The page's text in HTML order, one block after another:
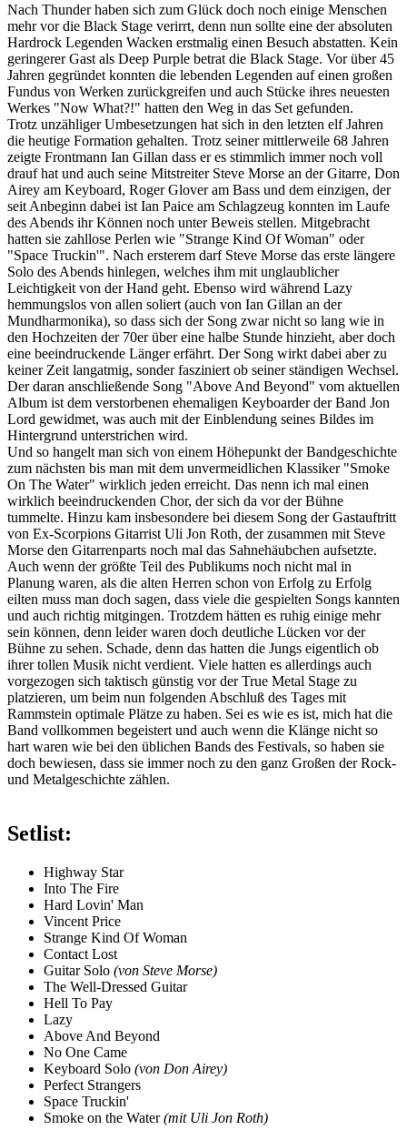
Nach Thunder haben sich zum Glück doch noch einige Menschen
mehr vor die Black Stage verirrt, denn nun sollte eine der absoluten
Hardrock Legenden Wacken erstmalig einen Besuch abstatten. Kein
geringerer Gast als Deep Purple betrat die Black Stage. Vor über 45
Jahren gegründet konnten die lebenden Legenden auf einen großen
Fundus von Werken zurückgreifen und auch Stücke ihres neuesten
Werkes "Now What?!" hatten den Weg in das Set gefunden.
Trotz unzähliger Umbesetzungen hat sich in den letzten elf Jahren
die heutige Formation gehalten. Trotz seiner mittlerweile 68 Jahren
zeigte Frontmann Ian Gillan dass er es stimmlich immer noch voll
drauf hat und auch seine Mitstreiter Steve Morse an der Gitarre, Don
Airey am Keyboard, Roger Glover am Bass und dem einzigen, der
seit Anbeginn dabei ist Ian Paice am Schlagzeug konnten im Laufe
des Abends ihr Können noch unter Beweis stellen. Mitgebracht
hatten sie zahllose Perlen wie "Strange Kind Of Woman" oder
"Space Truckin'". Nach ersterem darf Steve Morse das erste längere
Solo des Abends hinlegen, welches ihm mit unglaublicher
Leichtigkeit von der Hand geht. Ebenso wird während Lazy
hemmungslos von allen soliert (auch von Ian Gillan an der
Mundharmonika), so dass sich der Song zwar nicht so lang wie in
den Hochzeiten der 70er über eine halbe Stunde hinzieht, aber doch
eine beeindruckende Länger erfährt. Der Song wirkt dabei aber zu
keiner Zeit langatmig, sonder fasziniert ob seiner ständigen Wechsel.
Der daran anschließende Song "Above And Beyond" vom aktuellen
Album ist dem verstorbenen ehemaligen Keyboarder der Band Jon
Lord gewidmet, was auch mit der Einblendung seines Bildes im
Hintergrund unterstrichen wird.
Und so hangelt man sich von einem Höhepunkt der Bandgeschichte
zum nächsten bis man mit dem unvermeidlichen Klassiker "Smoke
On The Water" wirklich jeden erreicht. Das nenn ich mal einen
wirklich beeindruckenden Chor, der sich da vor der Bühne
tummelte. Hinzu kam insbesondere bei diesem Song der Gastauftritt
von Ex-Scorpions Gitarrist Uli Jon Roth, der zusammen mit Steve
Morse den Gitarrenparts noch mal das Sahnehäubchen aufsetzte.
Auch wenn der größte Teil des Publikums noch nicht mal in
Planung waren, als die alten Herren schon von Erfolg zu Erfolg
eilten muss man doch sagen, dass viele die gespielten Songs kannten
und auch richtig mitgingen. Trotzdem hätten es ruhig einige mehr
sein können, denn leider waren doch deutliche Lücken vor der
Bühne zu sehen. Schade, denn das hatten die Jungs eigentlich ob
ihrer tollen Musik nicht verdient. Viele hatten es allerdings auch
vorgezogen sich taktisch günstig vor der True Metal Stage zu
platzieren, um beim nun folgenden Abschluß des Tages mit
Rammstein optimale Plätze zu haben. Sei es wie es ist, mich hat die
Band vollkommen begeistert und auch wenn die Klänge nicht so
hart waren wie bei den üblichen Bands des Festivals, so haben sie
doch bewiesen, dass sie immer noch zu den ganz Großen der Rock-
und Metalgeschichte zählen.
Setlist:
Highway Star
Into The Fire
Hard Lovin' Man
Vincent Price
Strange Kind Of Woman
Contact Lost
Guitar Solo (von Steve Morse)
The Well-Dressed Guitar
Hell To Pay
Lazy
Above And Beyond
No One Came
Keyboard Solo (von Don Airey)
Perfect Strangers
Space Truckin'
Smoke on the Water(mit Uli Jon Roth)